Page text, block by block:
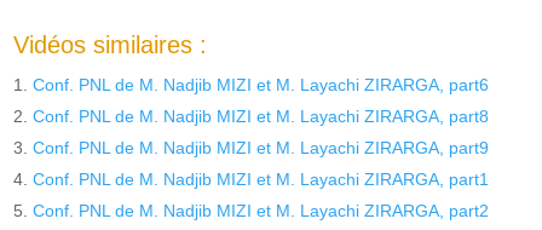
Vidéos similaires :
Conf. PNL de M. Nadjib MIZI et M. Layachi ZIRARGA, part6
Conf. PNL de M. Nadjib MIZI et M. Layachi ZIRARGA, part8
Conf. PNL de M. Nadjib MIZI et M. Layachi ZIRARGA, part9
Conf. PNL de M. Nadjib MIZI et M. Layachi ZIRARGA, part1
Conf. PNL de M. Nadjib MIZI et M. Layachi ZIRARGA, part2